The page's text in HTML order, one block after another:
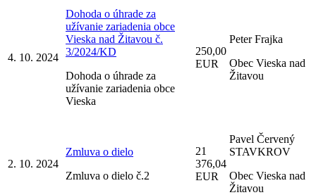
4. 10. 2024
Dohoda o úhrade za
užívanie zariadenia obce
Vieska nad Žitavou č.
3/2024/KD
Dohoda o úhrade za
užívanie zariadenia obce
Vieska
250,00
EUR
Peter Frajka
Obec Vieska nad
Žitavou
2. 10. 2024
Zmluva o dielo
Zmluva o dielo č.2
21
376,04
EUR
Pavel Červený
STAVKROV
Obec Vieska nad
Žitavou